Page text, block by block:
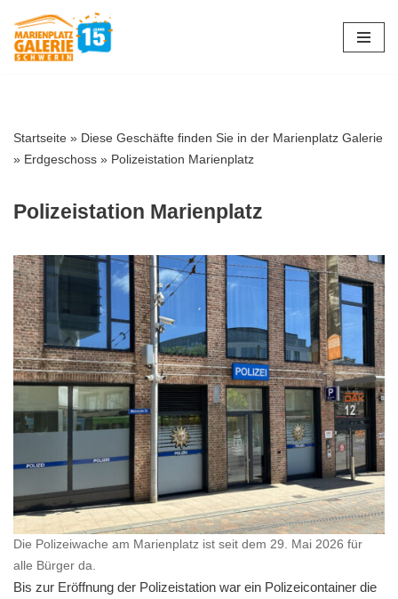
Zum
Startseite » Diese Geschäfte finden Sie in der Marienplatz Galerie
» Erdgeschoss » Polizeistation Marienplatz
Polizeistation Marienplatz
Die Polizeiwache am Marienplatz ist seit dem 29. Mai 2026 für
alle Bürger da.
Bis zur Eröffnung der Polizeistation war ein Polizeicontainer die